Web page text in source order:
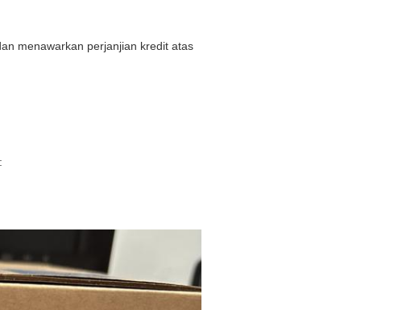
menawarkan perjanjian kredit atas